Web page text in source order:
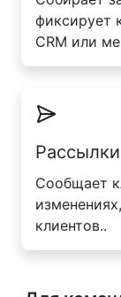
фиксирует
CRM или
Сообщает
клиентов..